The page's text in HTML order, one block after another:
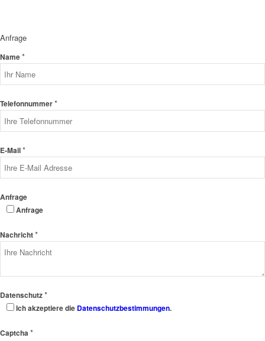
Anfrage
Name*
Telefonnummer*
E-Mail*
Anfrage
Anfrage
Nachricht*
Datenschutz*
Ich akzeptiere die Datenschutzbestimmungen.
Captcha *